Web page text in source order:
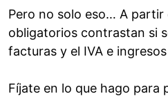
Pero no solo eso… A partir
obligatorios contrastan si
facturas y el IVA e
Fíjate en lo que hago para